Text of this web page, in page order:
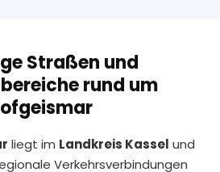
Straßen und
rund um
liegt im Landkreis Kassel und
Verkehrsverbindungen